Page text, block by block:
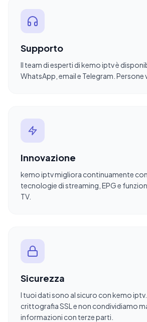
Supporto
Il team di esperti di kemo iptv è
WhatsApp, email e Telegram. Persone
Innovazione
kemo iptv migliora continuamente
tecnologie di streaming, EPG e
TV.
Sicurezza
I tuoi dati sono al sicuro con kemo
crittografia SSL e non condividiamo
informazioni con terze parti.